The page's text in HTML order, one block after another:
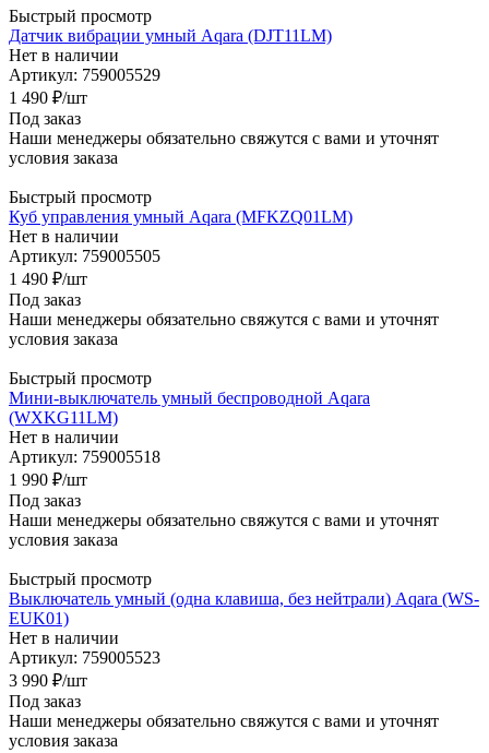
Быстрый просмотр
Датчик вибрации умный Aqara (DJT11LM)
Нет в наличии
Артикул: 759005529
1 490 ₽/шт
Под заказ
Наши менеджеры обязательно свяжутся с вами и уточнят
условия заказа
Быстрый просмотр
Куб управления умный Aqara (MFKZQ01LM)
Нет в наличии
Артикул: 759005505
1 490 ₽/шт
Под заказ
Наши менеджеры обязательно свяжутся с вами и уточнят
условия заказа
Быстрый просмотр
Мини-выключатель умный беспроводной Aqara
(WXKG11LM)
Нет в наличии
Артикул: 759005518
1 990 ₽/шт
Под заказ
Наши менеджеры обязательно свяжутся с вами и уточнят
условия заказа
Быстрый просмотр
Выключатель умный (одна клавиша, без нейтрали) Aqara (WS-
EUK01)
Нет в наличии
Артикул: 759005523
3 990 ₽/шт
Под заказ
Наши менеджеры обязательно свяжутся с вами и уточнят
условия заказа